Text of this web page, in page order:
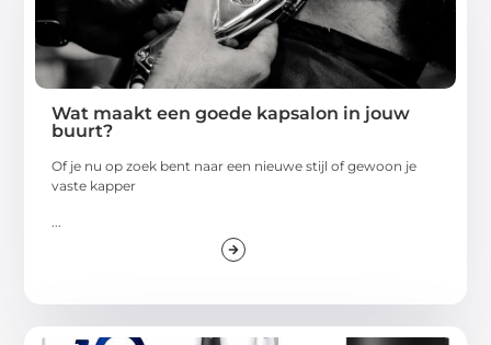
Wat maakt een goede kapsalon in jouw
buurt?
Of je nu op zoek bent naar een nieuwe stijl of gewoon je
vaste kapper